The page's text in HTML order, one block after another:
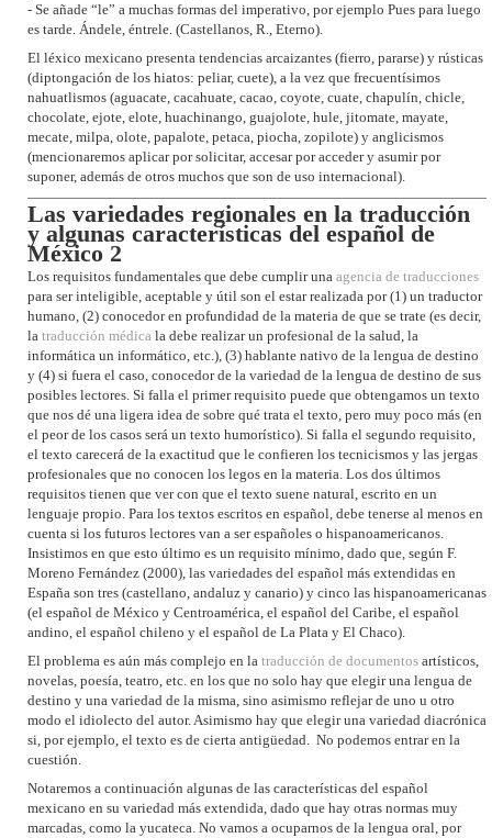
- Se añade “le” a muchas formas del imperativo, por ejemplo Pues para luego
es tarde. Ándele, éntrele. (Castellanos, R., Eterno).
El léxico mexicano presenta tendencias arcaizantes (fierro, pararse) y rústicas
(diptongación de los hiatos: peliar, cuete), a la vez que frecuentísimos
nahuatlismos (aguacate, cacahuate, cacao, coyote, cuate, chapulín, chicle,
chocolate, ejote, elote, huachinango, guajolote, hule, jitomate, mayate,
mecate, milpa, olote, papalote, petaca, piocha, zopilote) y anglicismos
(mencionaremos aplicar por solicitar, accesar por acceder y asumir por
suponer, además de otros muchos que son de uso internacional).
Las variedades regionales en la traducción
y algunas características del español de
México 2
Los requisitos fundamentales que debe cumplir una agencia de traducciones
para ser inteligible, aceptable y útil son el estar realizada por (1) un traductor
humano, (2) conocedor en profundidad de la materia de que se trate (es decir,
la traducción médica la debe realizar un profesional de la salud, la
informática un informático, etc.), (3) hablante nativo de la lengua de destino
y (4) si fuera el caso, conocedor de la variedad de la lengua de destino de sus
posibles lectores. Si falla el primer requisito puede que obtengamos un texto
que nos dé una ligera idea de sobre qué trata el texto, pero muy poco más (en
el peor de los casos será un texto humorístico). Si falla el segundo requisito,
el texto carecerá de la exactitud que le confieren los tecnicismos y las jergas
profesionales que no conocen los legos en la materia. Los dos últimos
requisitos tienen que ver con que el texto suene natural, escrito en un
lenguaje propio. Para los textos escritos en español, debe tenerse al menos en
cuenta si los futuros lectores van a ser españoles o hispanoamericanos.
Insistimos en que esto último es un requisito mínimo, dado que, según F.
Moreno Fernández (2000), las variedades del español más extendidas en
España son tres (castellano, andaluz y canario) y cinco las hispanoamericanas
(el español de México y Centroamérica, el español del Caribe, el español
andino, el español chileno y el español de La Plata y El Chaco).
El problema es aún más complejo en la traducción de documentos artísticos,
novelas, poesía, teatro, etc. en los que no solo hay que elegir una lengua de
destino y una variedad de la misma, sino asimismo reflejar de uno u otro
modo el idiolecto del autor. Asimismo hay que elegir una variedad diacrónica
si, por ejemplo, el texto es de cierta antigüedad. No podemos entrar en la
cuestión.
Notaremos a continuación algunas de las características del español
mexicano en su variedad más extendida, dado que hay otras normas muy
marcadas, como la yucateca. No vamos a ocuparnos de la lengua oral, por